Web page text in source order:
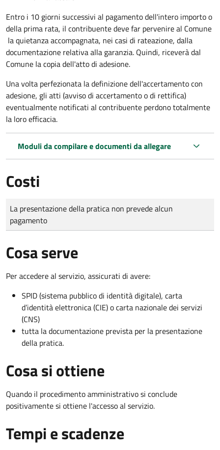
Entro i 10 giorni successivi al pagamento dell'intero importo o
della prima rata, il contribuente deve far pervenire al Comune
la quietanza accompagnata, nei casi di rateazione, dalla
documentazione relativa alla garanzia. Quindi, riceverà dal
Comune la copia dell'atto di adesione.
Una volta perfezionata la definizione dell'accertamento con
adesione, gli atti (avviso di accertamento o di rettifica)
eventualmente notificati al contribuente perdono totalmente
la loro efficacia.
Moduli da compilare e documenti da allegare
Costi
Tipo di pagamento
Importo
La presentazione della pratica non prevede alcun
pagamento
Cosa serve
Per accedere al servizio, assicurati di avere:
SPID (sistema pubblico di identità digitale), carta
d’identità elettronica (CIE) o carta nazionale dei servizi
(CNS)
tutta la documentazione prevista per la presentazione
della pratica.
Cosa si ottiene
Quando il procedimento amministrativo si conclude
positivamente si ottiene l'accesso al servizio.
Tempi e scadenze